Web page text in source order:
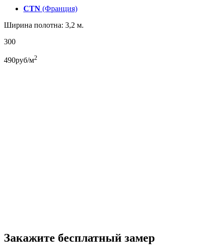
CTN (Франция)
Ширина полотна: 3,2 м.
300
490руб/м2
Закажите бесплатный замер